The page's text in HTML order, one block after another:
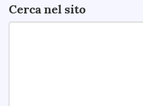
Cerca nel sito